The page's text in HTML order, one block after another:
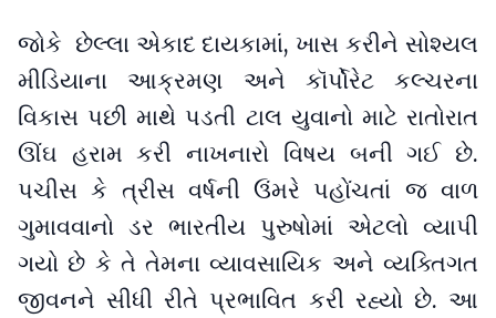
જોકે છેલ્લા એકાદ દાયકામાં, ખાસ કરીને સોશ્યલ
મીડિયાના આક્રમણ અને કૉર્પોરેટ કલ્ચરના
વિકાસ પછી માથે પડતી ટાલ યુવાનો માટે રાતોરાત
ઊંઘ હરામ કરી નાખનારો વિષય બની ગઈ છે.
પચીસ કે ત્રીસ વર્ષની ઉંમરે પહોંચતાં જ વાળ
ગુમાવવાનો ડર ભારતીય પુરુષોમાં એટલો વ્યાપી
ગયો છે કે તે તેમના વ્યાવસાયિક અને વ્યક્તિગત
જીવનને સીધી રીતે પ્રભાવિત કરી રહ્યો છે. આ